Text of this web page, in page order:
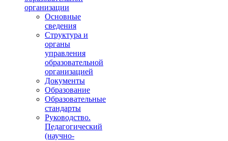
организации
Основные
сведения
Структура и
органы
управления
образовательной
организацией
Документы
Образование
Образовательные
стандарты
Руководство.
Педагогический
(научно-